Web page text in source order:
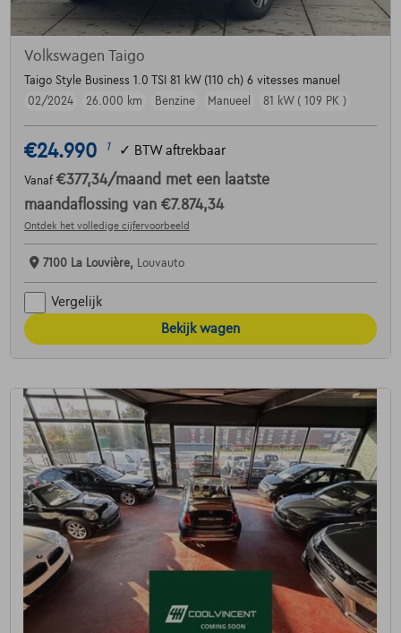
Volkswagen Taigo
Taigo Style Business 1.0 TSI 81 kW (110 ch) 6 vitesses manuel
02/2024
26.000 km Benzine Manueel 81 kW ( 109 PK )
€24.990 1 ✓ BTW aftrekbaar
Vanaf €377,34/maand met een laatste
maandaflossing van €7.874,34
Ontdek het volledige cijfervoorbeeld
7100 La Louvière, Louvauto
Vergelijk
Bekijk wagen